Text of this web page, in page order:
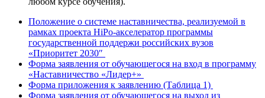
Положение о системе наставничества, реализуемой в
рамках проекта HiPo-акселератор программы
государственной поддержи российских вузов
«Приоритет 2030″
Форма заявления от обучающегося на вход в программу
«Наставничество «Лидер+»
Форма приложения к заявлению (Таблица 1)
Форма заявления от обучающегося на выход из